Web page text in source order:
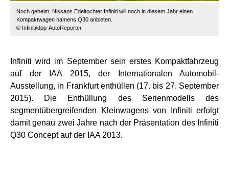
Noch geheim: Nissans Edeltochter Infiniti will noch in diesem Jahr einen
Kompaktwagen namens Q30 anbieten.
© Infiniti/dpp-AutoReporter
Infiniti wird im September sein erstes Kompaktfahrzeug
auf der IAA 2015, der Internationalen Automobil-
Ausstellung, in Frankfurt enthüllen (17. bis 27. September
2015). Die Enthüllung des Serienmodells des
segmentübergreifenden Kleinwagens von Infiniti erfolgt
damit genau zwei Jahre nach der Präsentation des Infiniti
Q30 Concept auf der IAA 2013.